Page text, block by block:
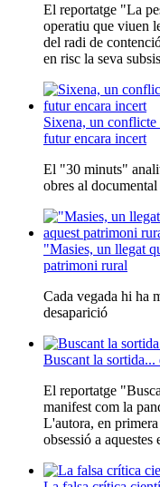
El reportatge "La
operatiu que viuen
del radi de
en risc la seva
Sixena, un
futur encara incert
El "30 minuts"
obres al
"Masies, un llegat
patrimoni rural
Cada vegada hi ha
desaparició
Buscant la sortida...
El reportatge
manifest com la
L'autora, en
obsessió a aquestes